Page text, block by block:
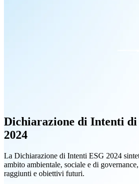
Dichiarazione di Intenti
2024
La Dichiarazione di Intenti ESG 2024
ambito ambientale, sociale e di
raggiunti e obiettivi futuri.